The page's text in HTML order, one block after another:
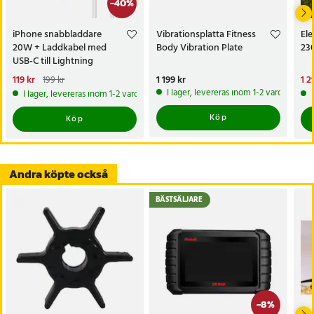
- Snabbladdning: Ja (Quick Charge och Mi Fast Charge)
- Design: Kompakt och lätt
- Färg: Vit
- Användning: Kräver kompatibel kabel (säljs separat)
Artikelnummer:118245
-40%
iPhone snabbladdare
20W + Laddkabel med
USB-C till Lightning
Nuvarande pris
119 krTidigare pris:199 kr
119 kr 199 kr
I lager, levereras inom 1-2 vardagar
Köp
Vibrationsplatta Fitness
Body Vibration Plate
Pris:1 199 kr
1 199 kr
I lager, levereras inom 1-2 vardagar
Köp
1
1
Andra köpte också
-8%
BÄSTSÄLJARE